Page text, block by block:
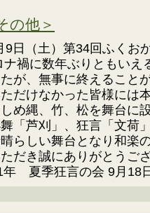
の他＞
日（土）第34回ふくお
禍に数年ぶりともいえ
が、無事に終えること
だけなかった皆様には
め縄、竹、松を舞台に
「芦刈」、狂言「文荷
らしい舞台となり和楽
だき誠にありがとうご
夏季狂言の会 9月18